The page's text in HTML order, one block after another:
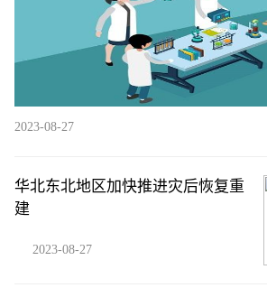
2023-08-27
华北东北地区加快推进灾后恢复重
建
2023-08-27